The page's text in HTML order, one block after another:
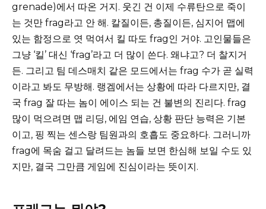
grenade)에서 따온 거지. 웃긴 건 이제 수류탄으로 죽이
는 것만 frag라고 안 해. 칼질이든, 총질이든, 심지어 맵에
있는 함정으로 엿 먹여서 킬 따도 frag인 거야. 고인물들은
그냥 ‘킬’ 대신 ‘frag’라고 더 많이 쓴다. 왜냐고? 더 찰지거
든. 그리고 팀 데스매치 같은 모드에서는 frag 수가 곧 실력
이라고 봐도 무방해. 랭겜에서는 상황에 따라 다르지만, 결
국 frag 잘 따는 놈이 에이스 되는 건 불변의 진리다. frag
많이 먹으려면 맵 리딩, 에임 연습, 상황 판단 능력은 기본
이고, 핑 찍는 센스랑 팀원과의 호흡도 중요하다. 그러니까
frag에 목숨 걸고 달려드는 놈들 보면 한심해 보일 수도 있
지만, 결국 그만큼 게임에 진심이라는 뜻이지.